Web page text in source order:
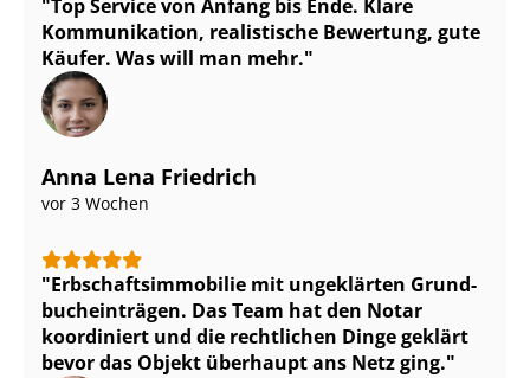
Top Service von Anfang bis Ende. Klare
Kommunikation, realistische Bewertung, gute
Käufer. Was will man mehr.
Anna Lena Friedrich
vor 3 Wochen
Erb­schafts­im­mo­bi­lie mit ungeklärten Grund­
buch­ein­trä­gen. Das Team hat den Notar
koordiniert und die rechtlichen Dinge geklärt
bevor das Objekt überhaupt ans Netz ging.